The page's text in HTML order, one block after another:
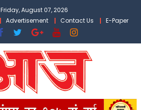
Friday, August 07, 2026
Advertisement Contact Us E-Paper